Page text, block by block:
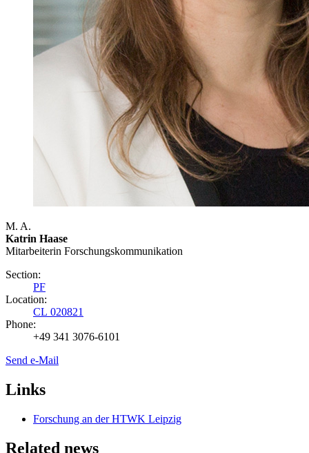
M. A.
Katrin Haase
Mitarbeiterin Forschungs­kommunikation
Section:
PF
Location:
CL 020821
Phone:
+49 341 3076-6101
Send e-Mail
Links
Forschung an der HTWK Leipzig
Related news